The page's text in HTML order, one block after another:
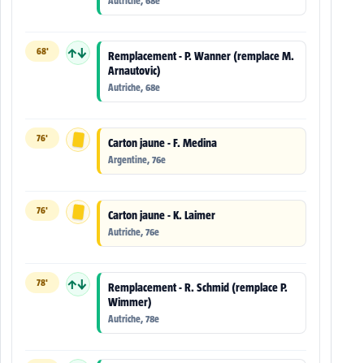
68' ↑↓
Remplacement - P. Wanner (remplace M.
Arnautovic)
Autriche, 68e
76' Carton jaune - F. Medina
Argentine, 76e
76' Carton jaune - K. Laimer
Autriche, 76e
78' ↑↓
Remplacement - R. Schmid (remplace P.
Wimmer)
Autriche, 78e